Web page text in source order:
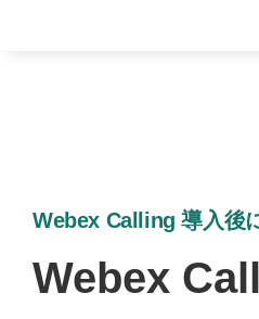
Webex Calling 導入後
Webex